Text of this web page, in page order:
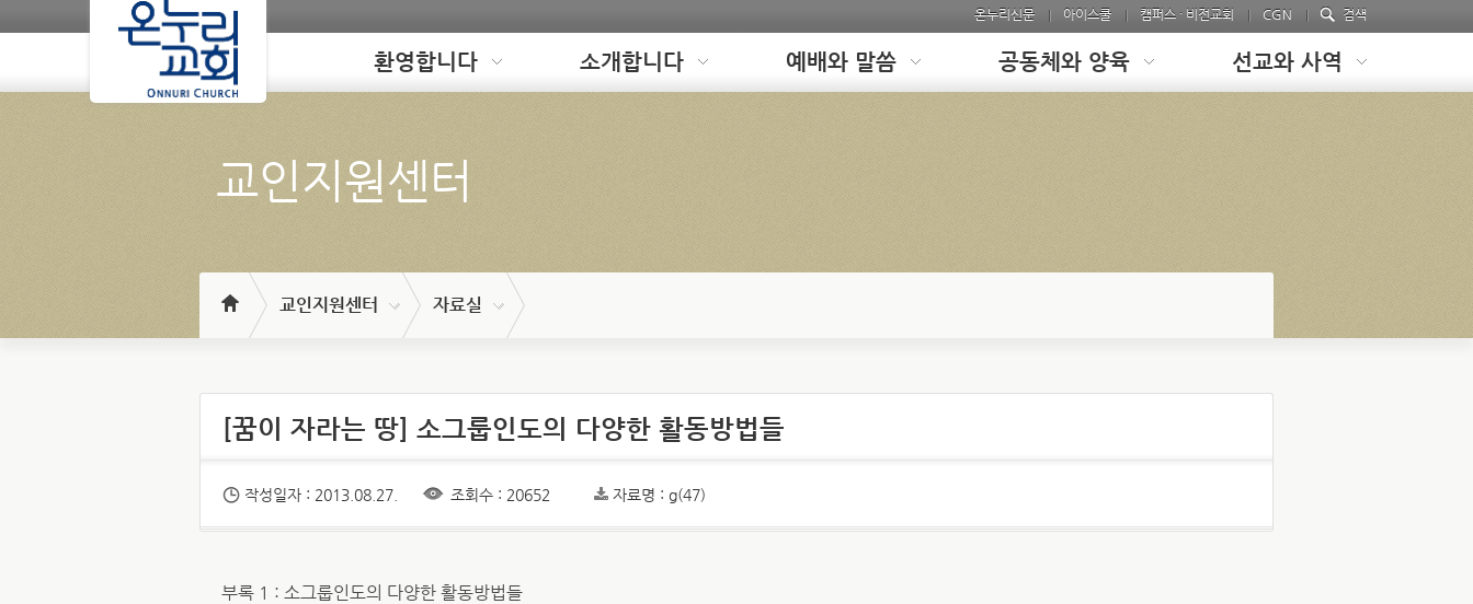
온누리신문 아이스쿨 캠퍼스 · 비전교회 CGN 검색
Loading 환영합니다 소개합니다 예배와 말씀 공동체와 양육 선교와 사역
교인지원센터
교인지원센터 자료실
[꿈이 자라는 땅] 소그룹인도의 다양한 활동방법들
작성일자 : 2013.08.27. 조회수 : 20652 자료명 : g(47)
부록 1 : 소그룹인도의 다양한 활동방법들